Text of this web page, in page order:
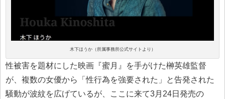
木下ほうか（所属事務所公式サイトより）
性被害を題材にした映画『蜜月』を手がけた榊英雄監督
が、複数の女優から「性行為を強要された」と告発された
騒動が波紋を広げているが、ここに来て3月24日発売の